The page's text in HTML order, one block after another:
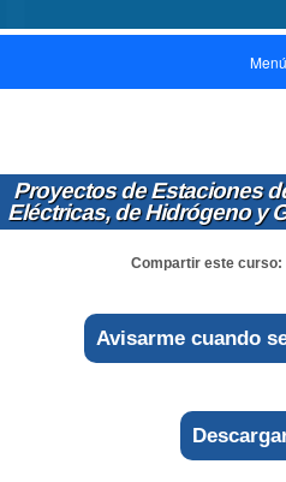
Menú
Proyectos de Estaciones
Eléctricas, de Hidrógeno y
Compartir este curso:
Avisarme cuando